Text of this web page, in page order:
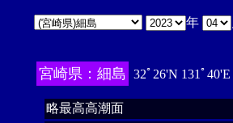
年
宮崎県：細島 32ﾟ26'N 131ﾟ40'E
略最高高潮面